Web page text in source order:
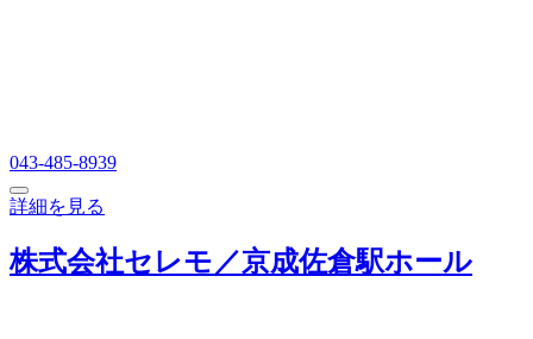
043-485-8939
詳細を見る
株式会社セレモ／京成佐倉駅ホール